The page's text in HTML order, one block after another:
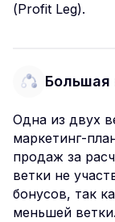
(Profit Leg).
Большая
Одна из двух
маркетинг-
продаж за
ветки не
бонусов, так
меньшей ветки.